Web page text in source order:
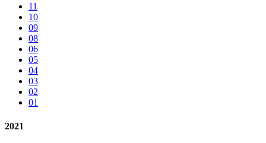
11
10
09
08
06
05
04
03
02
01
2021